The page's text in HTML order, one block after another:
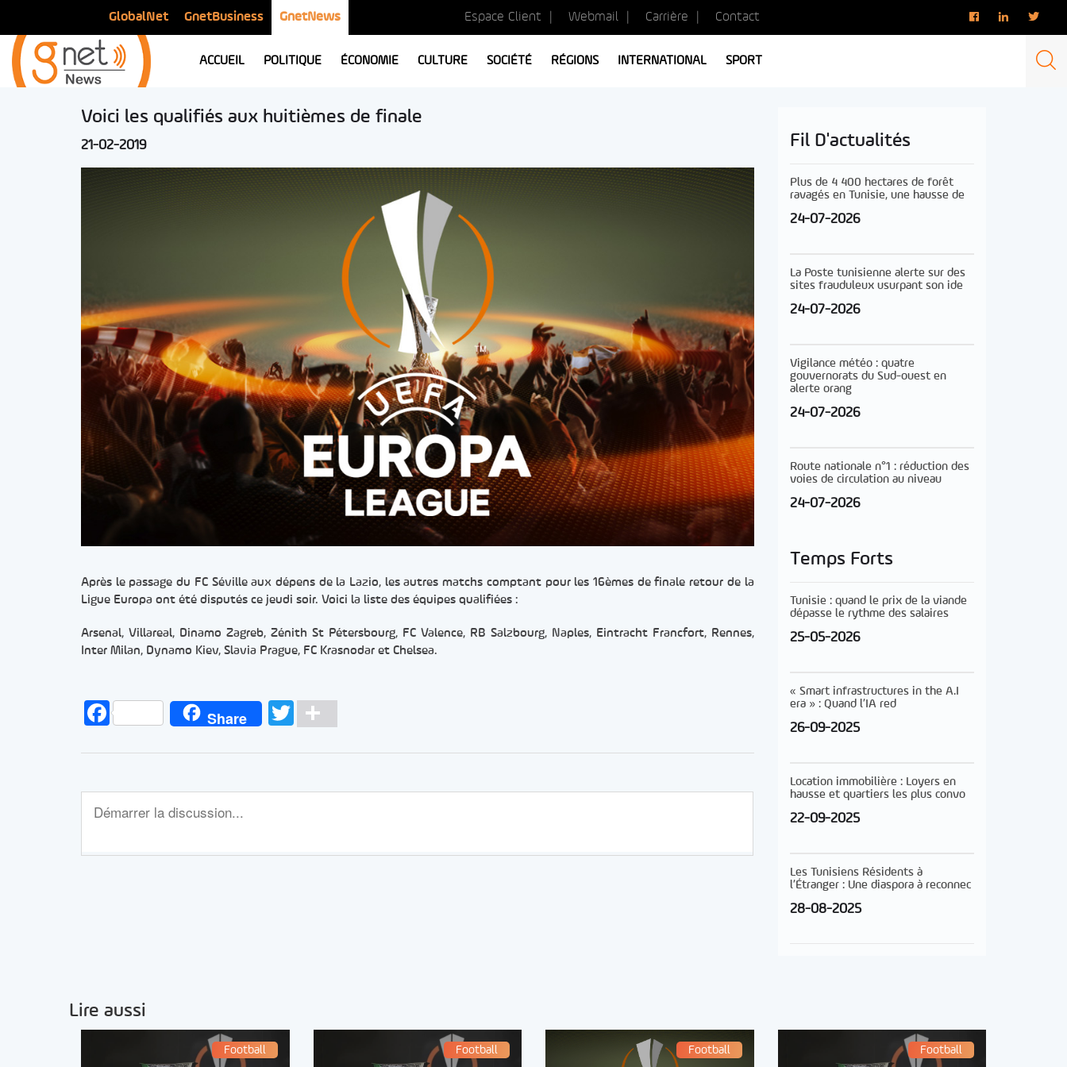
GlobalNet GnetBusiness GnetNews Espace Client Webmail Carrière Contact
ACCUEIL POLITIQUE ÉCONOMIE CULTURE SOCIÉTÉ RÉGIONS INTERNATIONAL SPORT
Voici les qualifiés aux huitièmes de finale
21-02-2019
Après le passage du FC Séville aux dépens de la Lazio, les autres matchs comptant pour les 16èmes de finale retour de la
Ligue Europa ont été disputés ce jeudi soir. Voici la liste des équipes qualifiées :
Arsenal, Villareal, Dinamo Zagreb, Zénith St Pétersbourg, FC Valence, RB Salzbourg, Naples, Eintracht Francfort, Rennes,
Inter Milan, Dynamo Kiev, Slavia Prague, FC Krasnodar et Chelsea.
FacebookShare TwitterPartager
Fil D'actualités
Plus de 4 400 hectares de forêt
ravagés en Tunisie, une hausse de
24-07-2026
La Poste tunisienne alerte sur des
sites frauduleux usurpant son ide
24-07-2026
Vigilance météo : quatre
gouvernorats du Sud-ouest en
alerte orang
24-07-2026
Route nationale n°1 : réduction des
voies de circulation au niveau
24-07-2026
Temps Forts
Tunisie : quand le prix de la viande
dépasse le rythme des salaires
25-05-2026
« Smart infrastructures in the A.I
era » : Quand l’IA red
26-09-2025
Location immobilière : Loyers en
hausse et quartiers les plus convo
22-09-2025
Les Tunisiens Résidents à
l’Étranger : Une diaspora à reconnec
28-08-2025
Lire aussi
Football Football Football Football